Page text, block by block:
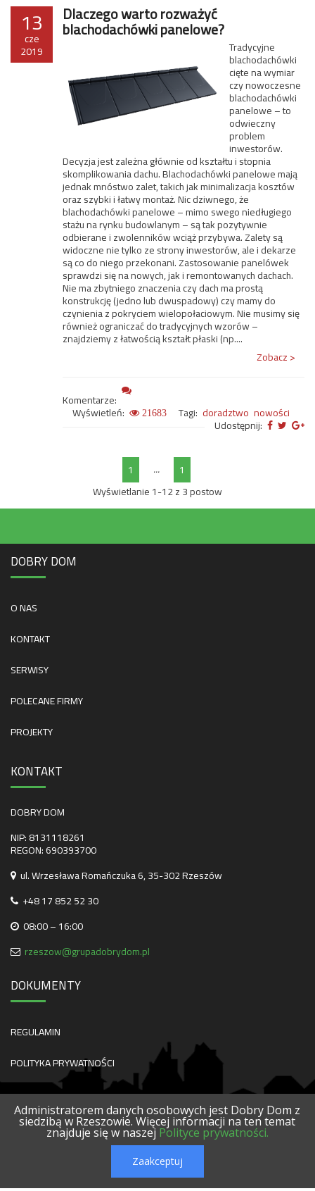
13
cze
2019
Dlaczego warto rozważyć
blachodachówki panelowe?
Tradycyjne
blachodachówki
cięte na wymiar
czy nowoczesne
blachodachówki
panelowe – to
odwieczny
problem
inwestorów.
Decyzja jest zależna głównie od kształtu i stopnia
skomplikowania dachu. Blachodachówki panelowe mają
jednak mnóstwo zalet, takich jak minimalizacja kosztów
oraz szybki i łatwy montaż. Nic dziwnego, że
blachodachówki panelowe – mimo swego niedługiego
stażu na rynku budowlanym – są tak pozytywnie
odbierane i zwolenników wciąż przybywa. Zalety są
widoczne nie tylko ze strony inwestorów, ale i dekarze
są co do niego przekonani. Zastosowanie panelówek
sprawdzi się na nowych, jak i remontowanych dachach.
Nie ma zbytniego znaczenia czy dach ma prostą
konstrukcję (jedno lub dwuspadowy) czy mamy do
czynienia z pokryciem wielopołaciowym. Nie musimy się
również ograniczać do tradycyjnych wzorów –
znajdziemy z łatwością kształt płaski (np....
Zobacz >
Komentarze:
Wyświetleń: 21683 Tagi: doradztwo nowości
Udostępnij:
1 ...
1
Wyświetlanie 1-12 z 3 postow
DOBRY DOM
O NAS
KONTAKT
SERWISY
POLECANE FIRMY
PROJEKTY
KONTAKT
DOBRY DOM
NIP: 8131118261
REGON: 690393700
ul. Wrzesława Romańczuka 6, 35-302 Rzeszów
+48 17 852 52 30
08:00 – 16:00
rzeszow@grupadobrydom.pl
DOKUMENTY
REGULAMIN
POLITYKA PRYWATNOŚCI
SERWISY POLECANE FIRMY
© 2026 DOBRY DOM. WSZELKIE PRAWA ZASTRZEŻONE.
Administratorem danych osobowych jest Dobry Dom z
siedzibą w Rzeszowie. Więcej informacji na ten temat
znajduje się w naszej Polityce prywatności.
Zaakceptuj